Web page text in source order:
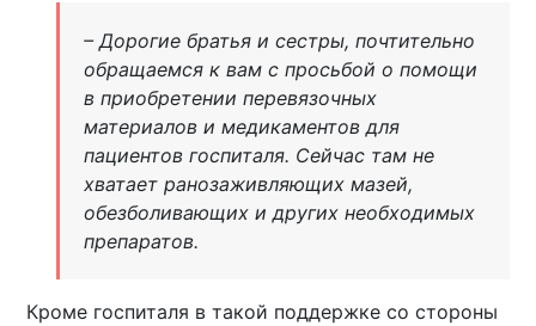
– Дорогие братья и сестры, почтительно
обращаемся к вам с просьбой о помощи
в приобретении перевязочных
материалов и медикаментов для
пациентов госпиталя. Сейчас там не
хватает ранозаживляющих мазей,
обезболивающих и других необходимых
препаратов.
Кроме госпиталя в такой поддержке со стороны